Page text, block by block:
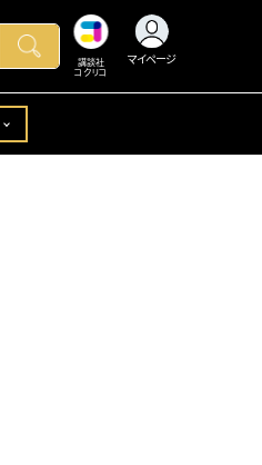
講談社
コクリコ
マイページ